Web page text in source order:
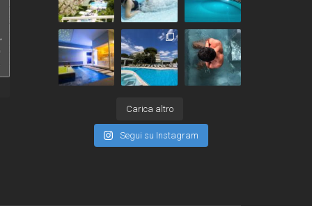
Carica altro
Segui su Instagram